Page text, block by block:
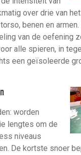
over drie van
benen en
van de oefening
alle spieren, in
een geïsoleerde
worden
lengtes om de
niveaus
De kortste snoer